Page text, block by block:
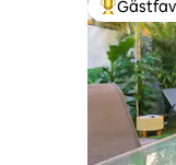
Populär